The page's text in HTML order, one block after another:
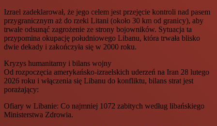
Izrael zadeklarował, że jego celem jest przejęcie kontroli nad pasem
przygranicznym aż do rzeki Litani (około 30 km od granicy), aby
trwale odsunąć zagrożenie ze strony bojowników. Sytuacja ta
przypomina okupację południowego Libanu, która trwała blisko
dwie dekady i zakończyła się w 2000 roku.
Kryzys humanitarny i bilans wojny
Od rozpoczęcia amerykańsko-izraelskich uderzeń na Iran 28 lutego
2026 roku i włączenia się Libanu do konfliktu, bilans strat jest
porażający:
Ofiary w Libanie: Co najmniej 1072 zabitych według libańskiego
Ministerstwa Zdrowia.